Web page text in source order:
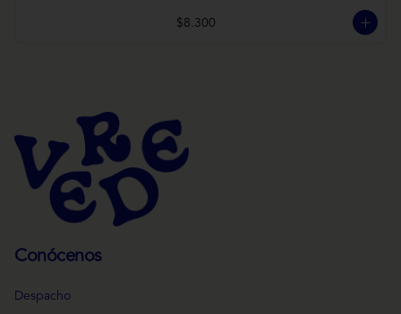
$8.300
Conócenos
Despacho